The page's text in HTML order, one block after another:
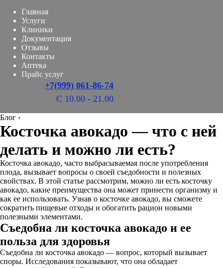
Главная
Услуги
Клиники
Документация
Отзывы
Контакты
Аптека
Прайс услуг
+7(999) 061-86-74
С 10.00 - 21.00
Блог ›
Косточка авокадо — что с ней
делать и можно ли есть?
Косточка авокадо, часто выбрасываемая после употребления
плода, вызывает вопросы о своей съедобности и полезных
свойствах. В этой статье рассмотрим, можно ли есть косточку
авокадо, какие преимущества она может принести организму и
как ее использовать. Узнав о косточке авокадо, вы сможете
сократить пищевые отходы и обогатить рацион новыми
полезными элементами.
Съедобна ли косточка авокадо и ее
польза для здоровья
Съедобна ли косточка авокадо — вопрос, который вызывает
споры. Исследования показывают, что она обладает